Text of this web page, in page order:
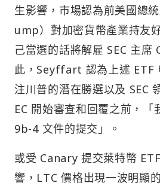
生影響，市場認為前美國總
ump）對加密貨幣產業持友
己當選的話將解雇 SEC 主
此，Seyffart 認為上述 ETF
注川普的潛在勝選以及 SEC
EC 開始審查和回覆之前，「
9b-4 文件的提交」。
或受 Canary 提交萊特幣
響，LTC 價格出現一波明顯